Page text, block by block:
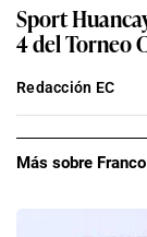
Sport
4 del Torneo
Redacción EC
Más sobre